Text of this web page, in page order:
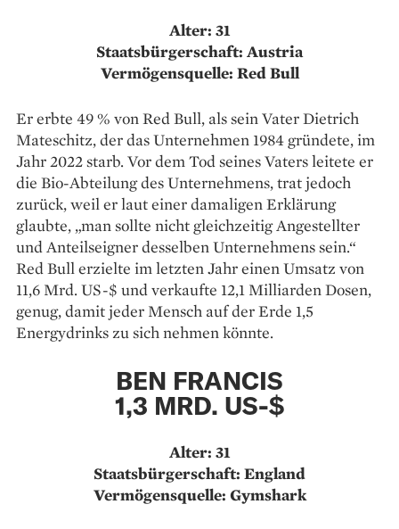
Alter: 31
Staatsbürgerschaft: Austria
Vermögensquelle: Red Bull
Er erbte 49 % von Red Bull, als sein Vater Dietrich
Mateschitz, der das Unternehmen 1984 gründete, im
Jahr 2022 starb. Vor dem Tod seines Vaters leitete er
die Bio-Abteilung des Unternehmens, trat jedoch
zurück, weil er laut einer damaligen Erklärung
glaubte, „man sollte nicht gleichzeitig Angestellter
und Anteilseigner desselben Unternehmens sein.“
Red Bull erzielte im letzten Jahr einen Umsatz von
11,6 Mrd. US-$ und verkaufte 12,1 Milliarden Dosen,
genug, damit jeder Mensch auf der Erde 1,5
Energydrinks zu sich nehmen könnte.
BEN FRANCIS
1,3 MRD. US-$
Alter: 31
Staatsbürgerschaft: England
Vermögensquelle: Gymshark